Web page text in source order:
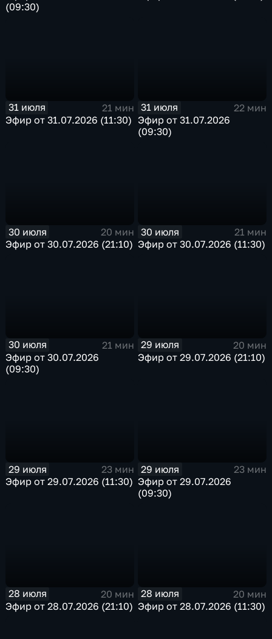
(09:30)
31 июля
21 мин
Эфир от 31.07.2026 (11:30)
31 июля
22 мин
Эфир от 31.07.2026
(09:30)
30 июля
20 мин
Эфир от 30.07.2026 (21:10)
30 июля
21 мин
Эфир от 30.07.2026 (11:30)
30 июля
21 мин
Эфир от 30.07.2026
(09:30)
29 июля
20 мин
Эфир от 29.07.2026 (21:10)
29 июля
23 мин
Эфир от 29.07.2026 (11:30)
29 июля
23 мин
Эфир от 29.07.2026
(09:30)
28 июля
20 мин
Эфир от 28.07.2026 (21:10)
28 июля
20 мин
Эфир от 28.07.2026 (11:30)